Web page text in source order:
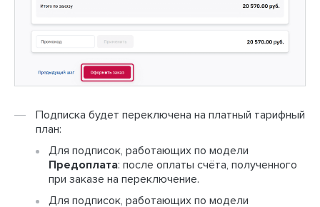
Подписка будет переключена на платный тарифный
план:
Для подписок, работающих по модели
Предоплата: после оплаты счёта, полученного
при заказе на переключение.
Для подписок, работающих по модели